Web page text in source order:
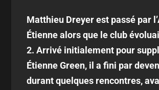
Matthieu Dreyer est passé par
Étienne alors que le club
2. Arrivé initialement pour
Étienne Green, il a fini par
durant quelques rencontres,